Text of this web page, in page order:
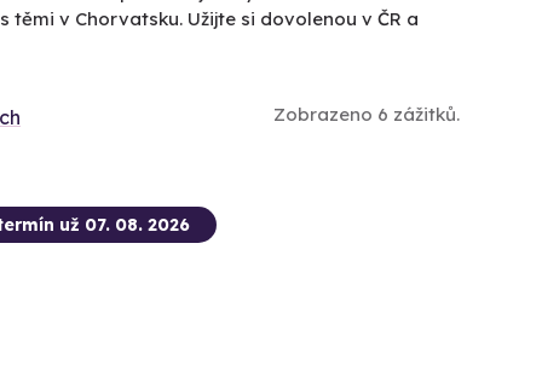
v Chorvatsku. Užijte si dovolenou v ČR a
Zobrazeno 6 zážitků.
už 07. 08. 2026